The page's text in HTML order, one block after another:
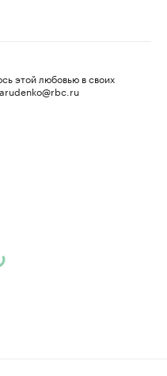
этой любовью в своих